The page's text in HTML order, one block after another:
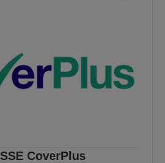
CoverPlus